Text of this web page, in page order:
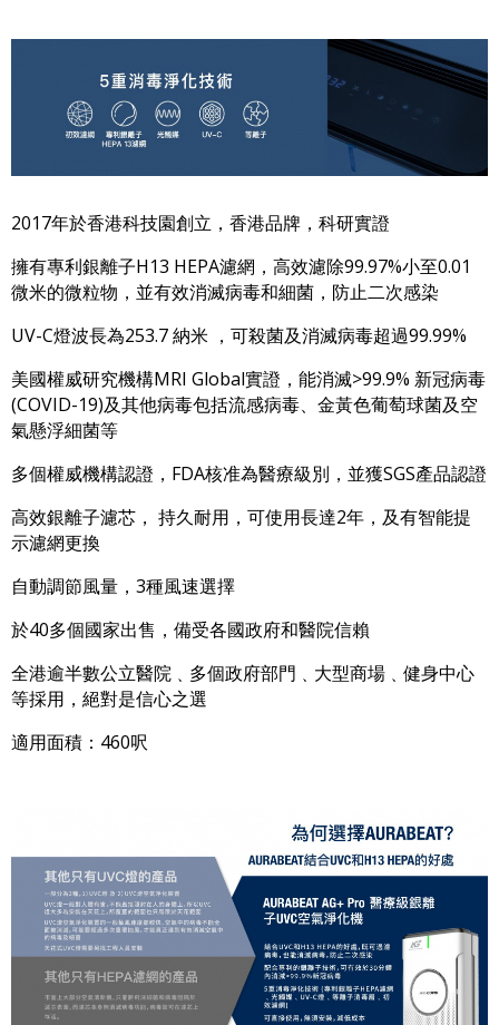
2017年於香港科技園創立，香港品牌，科研實證
擁有專利銀離子H13 HEPA濾網，高效濾除99.97%小至0.01
微米的微粒物，並有效消滅病毒和細菌，防止二次感染
UV-C燈波長為253.7 納米 ，可殺菌及消滅病毒超過99.99%
美國權威研究機構MRI Global實證，能消滅>99.9% 新冠病毒
(COVID-19)及其他病毒包括流感病毒、金黃色葡萄球菌及空
氣懸浮細菌等
多個權威機構認證，FDA核准為醫療級別，並獲SGS產品認證
高效銀離子濾芯， 持久耐用，可使用長達2年，及有智能提
示濾網更換
自動調節風量，3種風速選擇
於40多個國家出售，備受各國政府和醫院信賴
全港逾半數公立醫院﹑多個政府部門﹑大型商場﹑健身中心
等採用，絕對是信心之選
適用面積：460呎